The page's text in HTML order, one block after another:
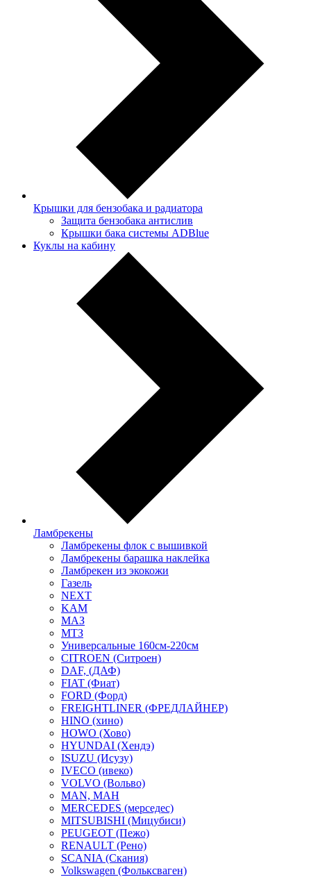
Крышки для бензобака и радиатора
Защита бензобака антислив
Крышки бака системы ADBlue
Куклы на кабину
Ламбрекены
Ламбрекены флок с вышивкой
Ламбрекены барашка наклейка
Ламбрекен из экокожи
Газель
NEXT
KAM
МАЗ
МТЗ
Универсальные 160см-220см
CITROEN (Ситроен)
DAF, (ДАФ)
FIAT (Фиат)
FORD (Форд)
FREIGHTLINER (ФРЕДЛАЙНЕР)
HINO (хино)
HOWO (Хово)
HYUNDAI (Хендэ)
ISUZU (Исузу)
IVECO (ивеко)
VOLVO (Вольво)
MAN, МАН
MERCEDES (мерседес)
MITSUBISHI (Мицубиси)
PEUGEOT (Пежо)
RENAULT (Рено)
SCANIA (Скания)
Volkswagen (Фольксваген)